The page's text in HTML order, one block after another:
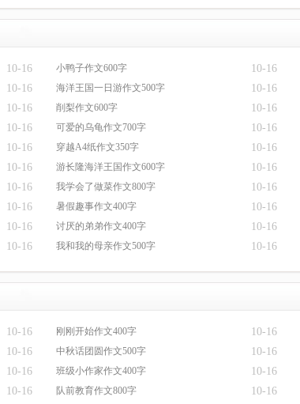
10-16 小鸭子作文600字 10-16
10-16 海洋王国一日游作文500字 10-16
10-16 削梨作文600字 10-16
10-16 可爱的乌龟作文700字 10-16
10-16 穿越A4纸作文350字 10-16
10-16 游长隆海洋王国作文600字 10-16
10-16 我学会了做菜作文800字 10-16
10-16 暑假趣事作文400字 10-16
10-16 讨厌的弟弟作文400字 10-16
10-16 我和我的母亲作文500字 10-16
10-16 刚刚开始作文400字 10-16
10-16 中秋话团圆作文500字 10-16
10-16 班级小作家作文400字 10-16
10-16 队前教育作文800字 10-16